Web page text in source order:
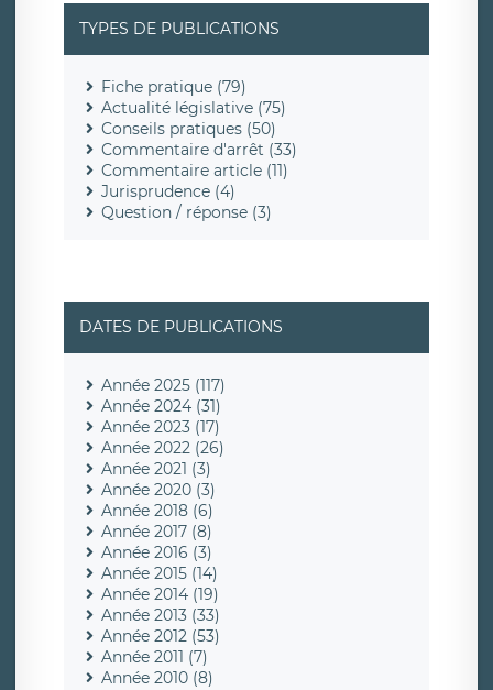
TYPES DE PUBLICATIONS
Fiche pratique (79)
Actualité législative (75)
Conseils pratiques (50)
Commentaire d'arrêt (33)
Commentaire article (11)
Jurisprudence (4)
Question / réponse (3)
DATES DE PUBLICATIONS
Année 2025 (117)
Année 2024 (31)
Année 2023 (17)
Année 2022 (26)
Année 2021 (3)
Année 2020 (3)
Année 2018 (6)
Année 2017 (8)
Année 2016 (3)
Année 2015 (14)
Année 2014 (19)
Année 2013 (33)
Année 2012 (53)
Année 2011 (7)
Année 2010 (8)